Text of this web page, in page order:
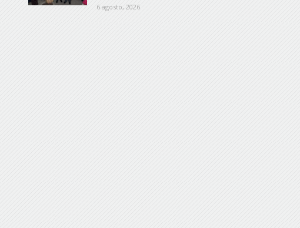
6 agosto, 2026